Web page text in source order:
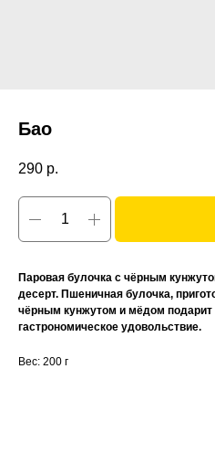
Бао
290 р.
Паровая булочка с чёрным
десерт. Пшеничная булочка,
чёрным кунжутом и мёдом
гастрономическое удовольствие.
Вес: 200 г